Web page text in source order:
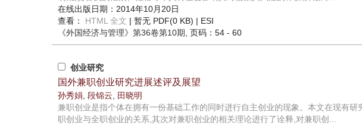
在线出版日期：2014年10月20日
查看： HTML 全文 | 暂无 PDF(0 KB) | ESI
《外国经济与管理》 第36卷第10期, 页码：54 - 60
创业研究
国外兼职创业研究进展述评及展望
孙秀娟, 段锦云, 田晓明
兼职创业是指个体在拥有一份基础工作的同时进行自主创业的现象。本文在现有
职创业与全职创业的关系,其次对兼职创业的相关理论进行了诠释,对兼职创...